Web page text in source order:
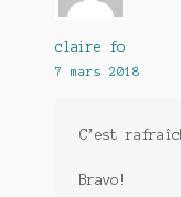
claire fo
7 mars 2018
C’est
Bravo!